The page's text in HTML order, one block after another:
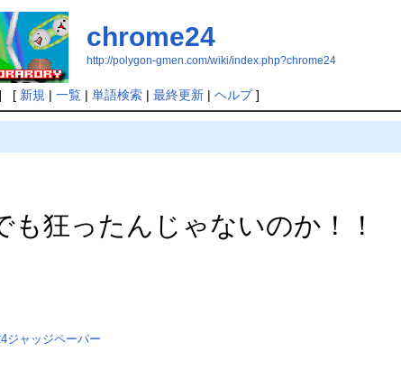
chrome24
http://polygon-gmen.com/wiki/index.php?chrome24
[ 新規 | 一覧| 単語検索| 最終更新| ヘルプ]
も狂ったんじゃないのか！！
ジャッジペーパー